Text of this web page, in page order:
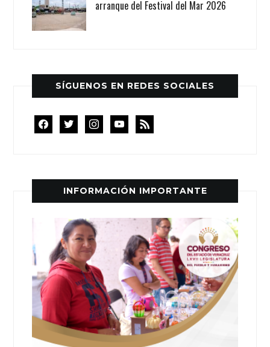
arranque del Festival del Mar 2026
SÍGUENOS EN REDES SOCIALES
facebooktwitterinstagramyoutube
rss
INFORMACIÓN IMPORTANTE